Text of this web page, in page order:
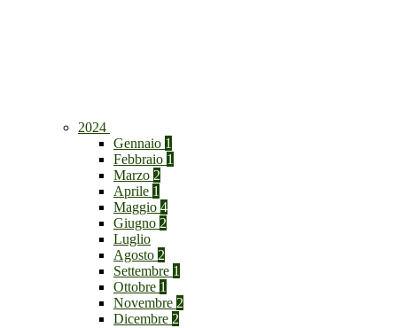
2024
Gennaio 1
Febbraio 1
Marzo 2
Aprile 1
Maggio 4
Giugno 2
Luglio
Agosto 2
Settembre 1
Ottobre 1
Novembre 2
Dicembre 2